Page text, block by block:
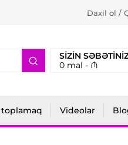
Daxil ol /
SIZIN
0mal - ₼
Videolar